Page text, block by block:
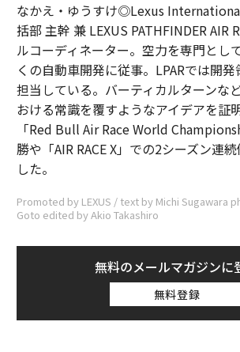
なかえ・ゆうすけ◎Lexus
括部 主幹 兼 LEXUS PATHFINDER AIR
ルコーディネーター。空力を専門とし
くの自動車開発に従事。LPARでは開
担当している。バーティカルターンな
おける常識を覆すようなアイデアを証
「Red Bull Air Race World
勝や「AIR RACE X」での2シーズン連
した。
Promoted by LEXUS / text by Michi Sugawara
Goto edited by Akio Takashiro
無料のメールマガジンに
無料登録